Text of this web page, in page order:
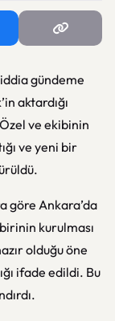
gündeme
aktardığı
ve ekibinin
ve yeni bir
göre Ankara’da
kurulması
olduğu öne
ifade edildi. Bu